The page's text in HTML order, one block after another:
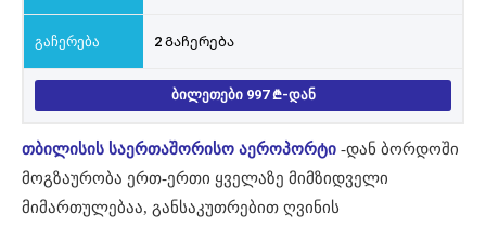
2 Გაჩერება
ᲑᲘᲚᲔᲗᲔᲑᲘ 997 -ᲓᲐᲜ
თბილისის საერთაშორისო აეროპორტი -დან ბორდოში
მოგზაურობა ერთ-ერთი ყველაზე მიმზიდველი
მიმართულებაა, განსაკუთრებით ღვინის